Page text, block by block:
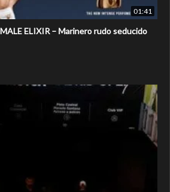
01:41
ELIXIR – Marinero rudo seducido